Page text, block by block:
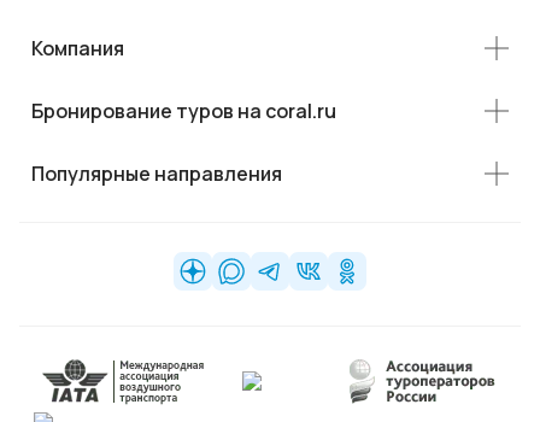
Компания
Бронирование туров на coral.ru
Популярные направления